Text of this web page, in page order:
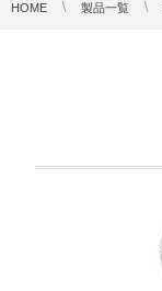
HOME 製品一覧